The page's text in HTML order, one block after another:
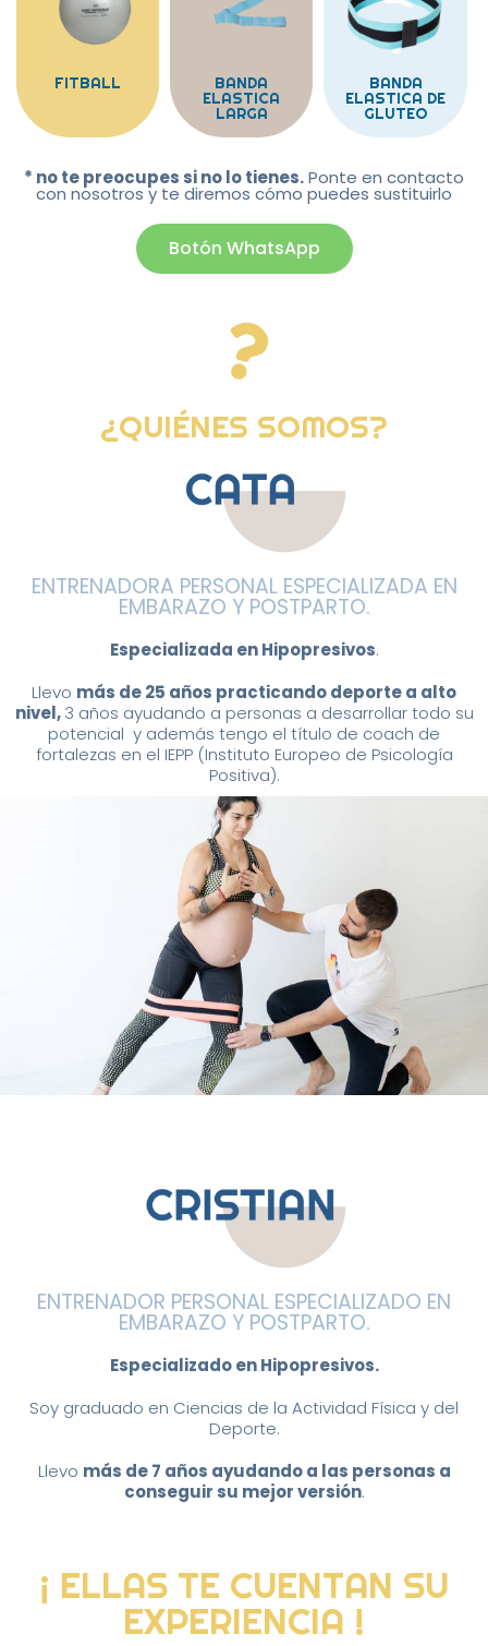
FITBALL BANDA
ELASTICA
LARGA
BANDA
ELASTICA DE
GLUTEO
* no te preocupes si no lo tienes.Ponte en contacto
con nosotros y te diremos cómo puedes sustituirlo
Botón WhatsApp
¿QUIÉNES SOMOS?
ENTRENADORA PERSONAL ESPECIALIZADA EN
EMBARAZO Y POSTPARTO.
Especializada en Hipopresivos.
Llevo más de 25 años practicando deporte a alto
nivel,3 años ayudando a personas a desarrollar todo su
potencial y además tengo el título de coach de
fortalezas en el IEPP (Instituto Europeo de Psicología
Positiva).
ENTRENADOR PERSONAL ESPECIALIZADO EN
EMBARAZO Y POSTPARTO.
Especializado en Hipopresivos.
Soy graduado en Ciencias de la Actividad Física y del
Deporte.
Llevo más de 7 años ayudando a las personas a
conseguir su mejor versión.
¡ ELLAS TE CUENTAN SU
EXPERIENCIA !